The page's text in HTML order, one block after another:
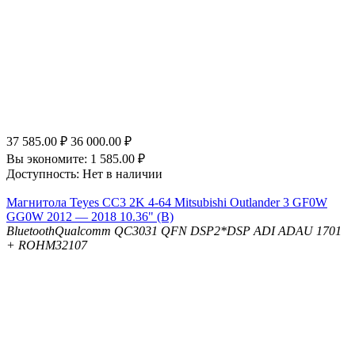
37 585.00 ₽ 36 000.00 ₽
Вы экономите: 1 585.00 ₽
Доступность: Нет в наличии
Магнитола Teyes CC3 2K 4-64 Mitsubishi Outlander 3 GF0W
GG0W 2012 — 2018 10.36" (B)
BluetoothQualcomm QC3031 QFN DSP2*DSP ADI ADAU 1701
+ ROHM32107